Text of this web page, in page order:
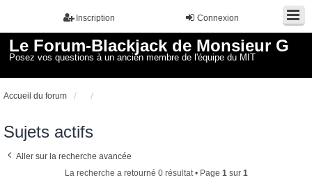
Connexion
Inscription
Le Forum-Blackjack de Monsieur G
Posez vos questions à un ancien membre de l'équipe du MIT
Accueil du forum
Sujets actifs
Aller sur la recherche avancée
La recherche a retourné 0 résultat • Page 1 sur 1